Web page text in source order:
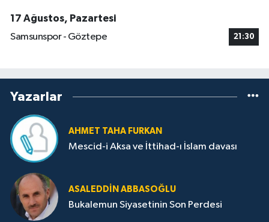
17 Ağustos, Pazartesi
Samsunspor - Göztepe
21:30
Yazarlar
AHMET TAHA FURKAN
Mescid-i Aksa ve İttihad-ı İslam davası
ASALEDDIN ABBASOĞLU
Bukalemun Siyasetinin Son Perdesi